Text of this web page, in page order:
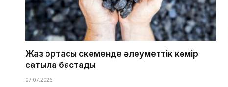
Жаз ортасы Өскеменде әлеуметтік көмір
сатыла бастады
07.07.2026